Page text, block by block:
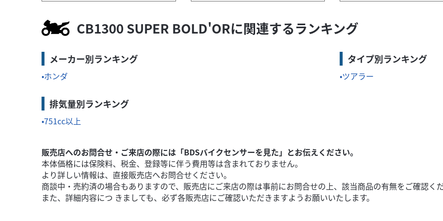
本体価格:52.99 万円（税込）
らの車...
CB1300 SUPER BOLD'ORに関連するランキング
メーカー別ランキング
ホンダ
タイプ別ランキング
ツアラー
排気量別ランキング
751cc以上
販売店へのお問合せ・ご来店の際には「BDSバイクセンサーを見た」とお伝えください。
本体価格には保険料、税金、登録等に伴う費用等は含まれておりません。
より詳しい情報は、直接販売店へお問合せください。
商談中・売約済の場合もありますので、販売店にご来店の際は事前にお問合せの上、該当商品の有無をご確認くだ
また、詳細内容につ きましても、必ず各販売店にご確認いただきますようお願いいたします。